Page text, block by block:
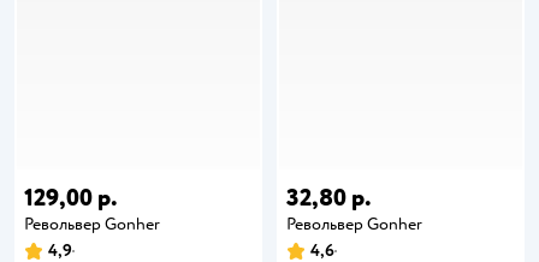
129,00 р.
Револьвер Gonher
4,9
32,80 р.
Револьвер Gonher
4,6